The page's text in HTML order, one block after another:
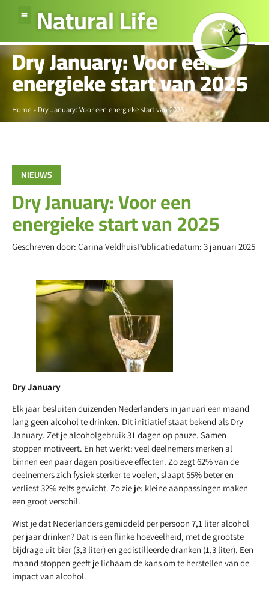
Natural Life
Dry January: Voor een
energieke start van 2025
Home» Dry January: Voor een energieke start van 2025
NIEUWS
Dry January: Voor een
energieke start van 2025
Geschreven door: Carina VeldhuisPublicatiedatum: 3 januari 2025
Dry January
Elk jaar besluiten duizenden Nederlanders in januari een maand
lang geen alcohol te drinken. Dit initiatief staat bekend als Dry
January. Zet je alcoholgebruik 31 dagen op pauze. Samen
stoppen motiveert. En het werkt: veel deelnemers merken al
binnen een paar dagen positieve effecten. Zo zegt 62% van de
deelnemers zich fysiek sterker te voelen, slaapt 55% beter en
verliest 32% zelfs gewicht. Zo zie je: kleine aanpassingen maken
een groot verschil.
Wist je dat Nederlanders gemiddeld per persoon 7,1 liter alcohol
per jaar drinken? Dat is een flinke hoeveelheid, met de grootste
bijdrage uit bier (3,3 liter) en gedistilleerde dranken (1,3 liter). Een
maand stoppen geeft je lichaam de kans om te herstellen van de
impact van alcohol.